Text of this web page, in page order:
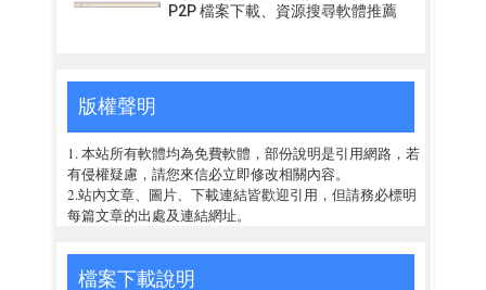
P2P 檔案下載、資源搜尋軟體推薦
版權聲明
1. 本站所有軟體均為免費軟體，部份說明是引用網路，若
有侵權疑慮，請您來信必立即修改相關內容。
2.站內文章、圖片、下載連結皆歡迎引用，但請務必標明
每篇文章的出處及連結網址。
檔案下載說明